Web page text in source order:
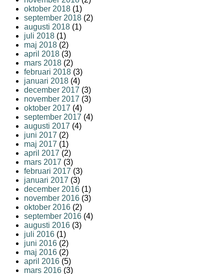
oktober 2018 (1)
september 2018 (2)
augusti 2018 (1)
juli 2018 (1)
maj 2018 (2)
april 2018 (3)
mars 2018 (2)
februari 2018 (3)
januari 2018 (4)
december 2017 (3)
november 2017 (3)
oktober 2017 (4)
september 2017 (4)
augusti 2017 (4)
juni 2017 (2)
maj 2017 (1)
april 2017 (2)
mars 2017 (3)
februari 2017 (3)
januari 2017 (3)
december 2016 (1)
november 2016 (3)
oktober 2016 (2)
september 2016 (4)
augusti 2016 (3)
juli 2016 (1)
juni 2016 (2)
maj 2016 (2)
april 2016 (5)
mars 2016 (3)